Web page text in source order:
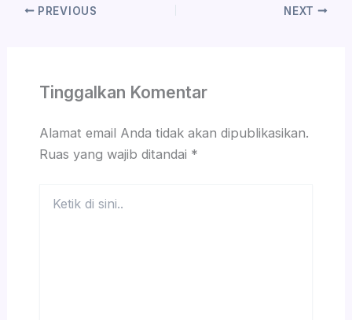
PREVIOUS NEXT
Tinggalkan Komentar
Alamat email Anda tidak akan dipublikasikan.
Ruas yang wajib ditandai *